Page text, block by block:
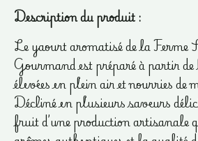
Description du produit :
Le yaourt aromatisé de la
Gourmand est préparé à partir de
élevées en plein air et nourries de
Décliné en plusieurs saveurs
fruit d’une production artisanale